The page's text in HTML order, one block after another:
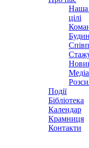
Наша
цілі
Події
Бібліотека
Календар
Крамниця
Контакти